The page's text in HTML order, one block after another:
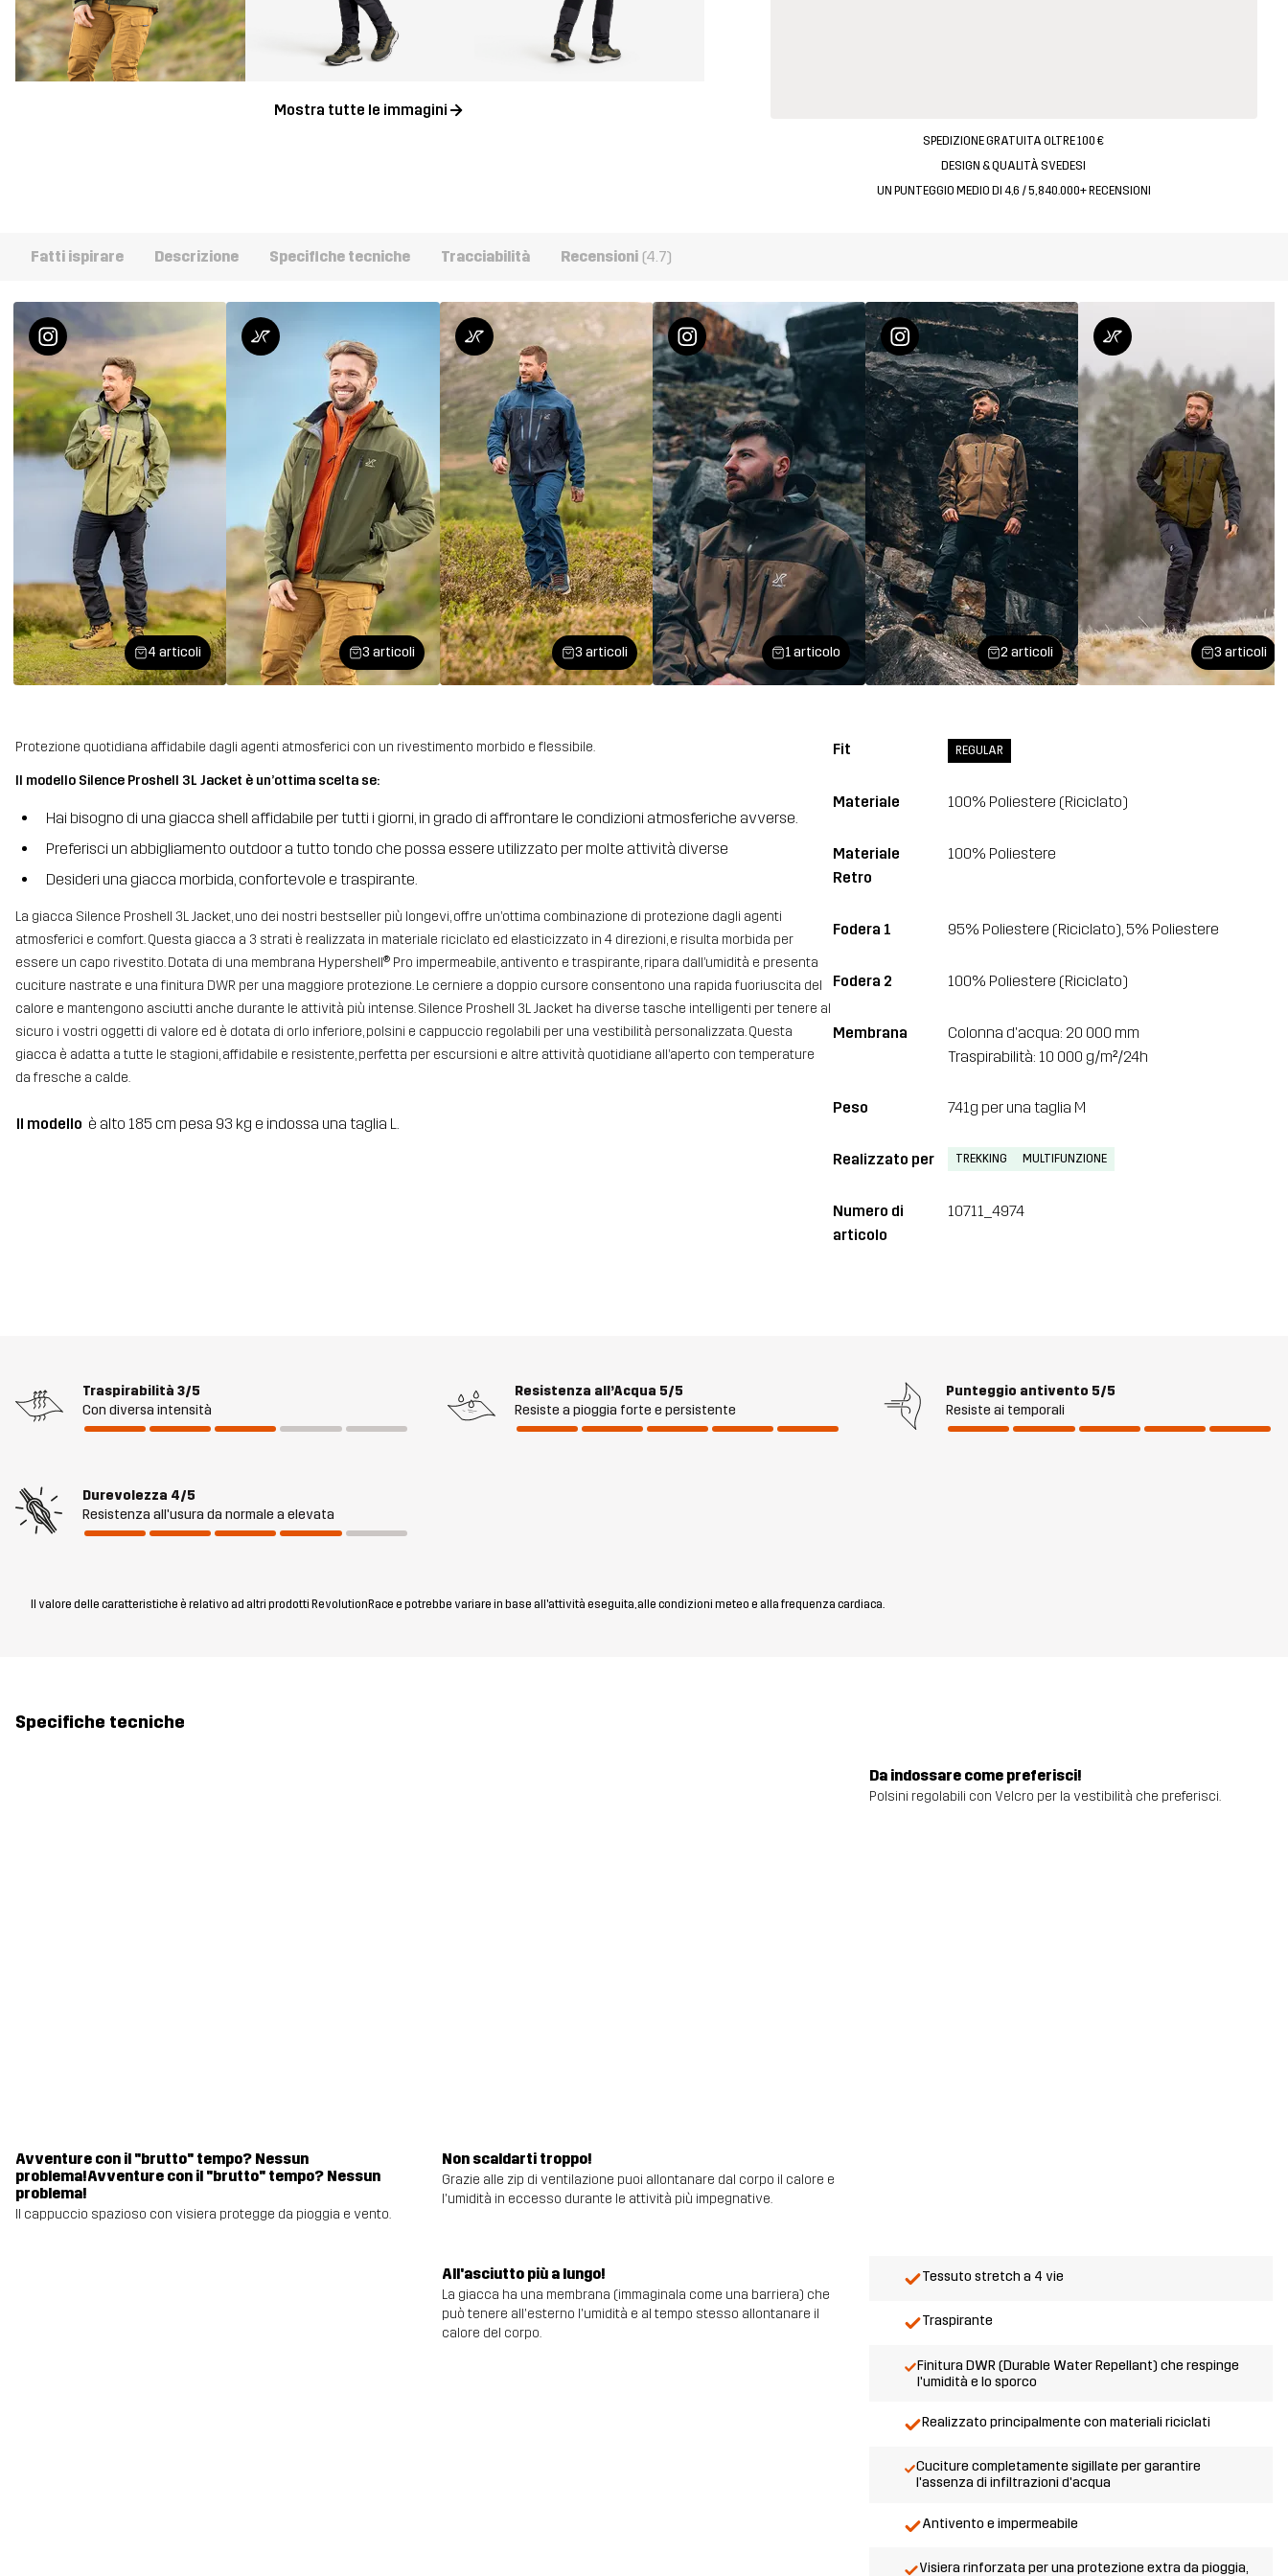
Mostra tutte le immagini
SPEDIZIONE GRATUITA OLTRE 100 €
DESIGN & QUALITÀ SVEDESI
UN PUNTEGGIO MEDIO DI 4,6 / 5, 840.000+ RECENSIONI
Fatti ispirare Descrizione Specifiche tecniche Tracciabilità Recensioni (4.7)
4 articoli 3 articoli 3 articoli 1 articolo 2 articoli 3 articoli
Protezione quotidiana affidabile dagli agenti atmosferici con un rivestimento morbido e flessibile.
Il modello Silence Proshell 3L Jacket è un’ottima scelta se:
Hai bisogno di una giacca shell affidabile per tutti i giorni, in grado di affrontare le condizioni atmosferiche avverse.
Preferisci un abbigliamento outdoor a tutto tondo che possa essere utilizzato per molte attività diverse
Desideri una giacca morbida, confortevole e traspirante.
La giacca Silence Proshell 3L Jacket, uno dei nostri bestseller più longevi, offre un’ottima combinazione di protezione dagli agenti
atmosferici e comfort. Questa giacca a 3 strati è realizzata in materiale riciclato ed elasticizzato in 4 direzioni, e risulta morbida per
essere un capo rivestito. Dotata di una membrana Hypershell® Pro impermeabile, antivento e traspirante, ripara dall’umidità e presenta
cuciture nastrate e una finitura DWR per una maggiore protezione. Le cerniere a doppio cursore consentono una rapida fuoriuscita del
calore e mantengono asciutti anche durante le attività più intense. Silence Proshell 3L Jacket ha diverse tasche intelligenti per tenere al
sicuro i vostri oggetti di valore ed è dotata di orlo inferiore, polsini e cappuccio regolabili per una vestibilità personalizzata. Questa
giacca è adatta a tutte le stagioni, affidabile e resistente, perfetta per escursioni e altre attività quotidiane all’aperto con temperature
da fresche a calde.
Il modello è alto 185 cm pesa 93 kg e indossa una taglia L.
Fit REGULAR
Materiale 100% Poliestere (Riciclato)
Materiale
Retro
100% Poliestere
Fodera 1 95% Poliestere (Riciclato), 5% Poliestere
Fodera 2 100% Poliestere (Riciclato)
Membrana
Colonna d'acqua: 20 000 mm
Traspirabilità: 10 000 g/m²/24h
Peso 741g per una taglia M
Realizzato per TREKKING MULTIFUNZIONE
Numero di
articolo
10711_4974
Traspirabilità 3/5
Con diversa intensità
Resistenza all’Acqua 5/5
Resiste a pioggia forte e persistente
Punteggio antivento 5/5
Resiste ai temporali
Durevolezza 4/5
Resistenza all'usura da normale a elevata
Il valore delle caratteristiche è relativo ad altri prodotti RevolutionRace e potrebbe variare in base all'attività eseguita, alle condizioni meteo e alla frequenza cardiaca.
Specifiche tecniche
Avventure con il "brutto" tempo? Nessun
problema!Avventure con il "brutto" tempo? Nessun
problema!
Il cappuccio spazioso con visiera protegge da pioggia e vento.
Non scaldarti troppo!
Grazie alle zip di ventilazione puoi allontanare dal corpo il calore e
l'umidità in eccesso durante le attività più impegnative.
Da indossare come preferisci!
Polsini regolabili con Velcro per la vestibilità che preferisci.
All'asciutto più a lungo!
La giacca ha una membrana (immaginala come una barriera) che
può tenere all'esterno l'umidità e al tempo stesso allontanare il
calore del corpo.
Tessuto stretch a 4 vie
Traspirante
Finitura DWR (Durable Water Repellant) che respinge
l'umidità e lo sporco
Realizzato principalmente con materiali riciclati
Cuciture completamente sigillate per garantire
l'assenza di infiltrazioni d'acqua
Antivento e impermeabile
Visiera rinforzata per una protezione extra da pioggia,